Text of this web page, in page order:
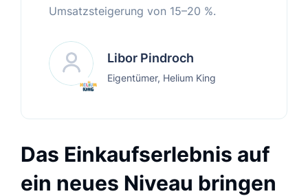
Umsatzsteigerung von 15–20 %.
Libor Pindroch
Eigentümer, Helium King
Das Einkaufserlebnis auf
ein neues Niveau bringen